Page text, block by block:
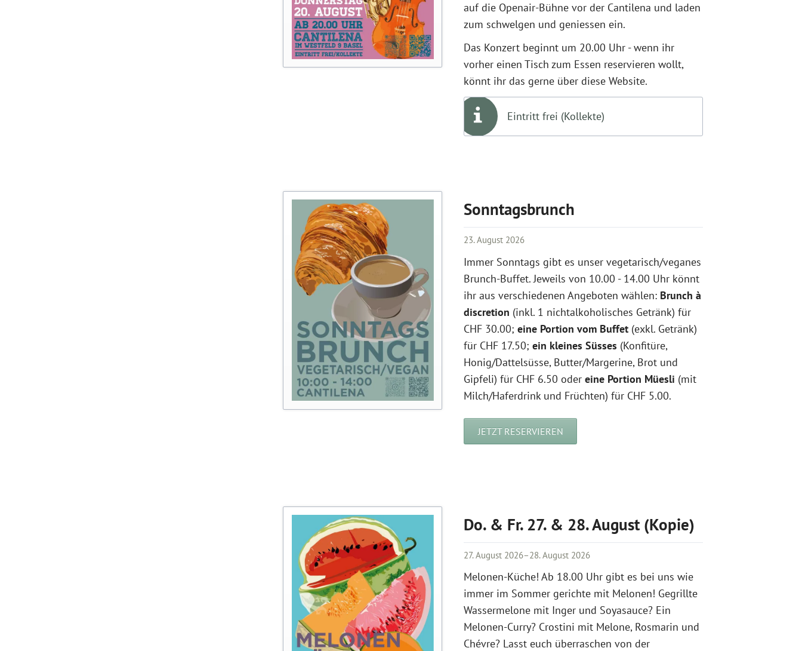
auf die Openair-Bühne vor der Cantilena und laden
zum schwelgen und geniessen ein.
Das Konzert beginnt um 20.00 Uhr - wenn ihr
vorher einen Tisch zum Essen reservieren wollt,
könnt ihr das gerne über diese Website.
Eintritt frei (Kollekte)
Sonntagsbrunch
23. August 2026
Immer Sonntags gibt es unser vegetarisch/veganes
Brunch-Buffet. Jeweils von 10.00 - 14.00 Uhr könnt
ihr aus verschiedenen Angeboten wählen: Brunch à
discretion (inkl. 1 nichtalkoholisches Getränk) für
CHF 30.00;eine Portion vom Buffet (exkl. Getränk)
für CHF 17.50;ein kleines Süsses (Konfitüre,
Honig/Dattelsüsse, Butter/Margerine, Brot und
Gipfeli) für CHF 6.50 odereine Portion Müesli (mit
Milch/Haferdrink und Früchten) für CHF 5.00.
JETZT RESERVIEREN
Do. & Fr. 27. & 28. August (Kopie)
27. August 2026–28. August 2026
Melonen-Küche! Ab 18.00 Uhr gibt es bei uns wie
immer im Sommer gerichte mit Melonen! Gegrillte
Wassermelone mit Inger und Soyasauce? Ein
Melonen-Curry? Crostini mit Melone, Rosmarin und
Chévre? Lasst euch überraschen von der